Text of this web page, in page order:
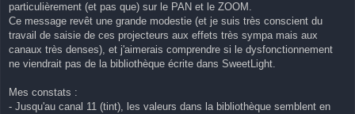
particulièrement (et pas que) sur le PAN et le ZOOM.
Ce message revêt une grande modestie (et je suis très conscient du
travail de saisie de ces projecteurs aux effets très sympa mais aux
canaux très denses), et j'aimerais comprendre si le dysfonctionnement
ne viendrait pas de la bibliothèque écrite dans SweetLight.
Mes constats :
- Jusqu'au canal 11 (tint), les valeurs dans la bibliothèque semblent en